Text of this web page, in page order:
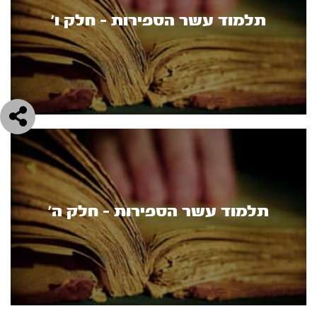
תלמוד עשר הספירות - חלק ו’
תלמוד עשר הספירות - חלק ה’